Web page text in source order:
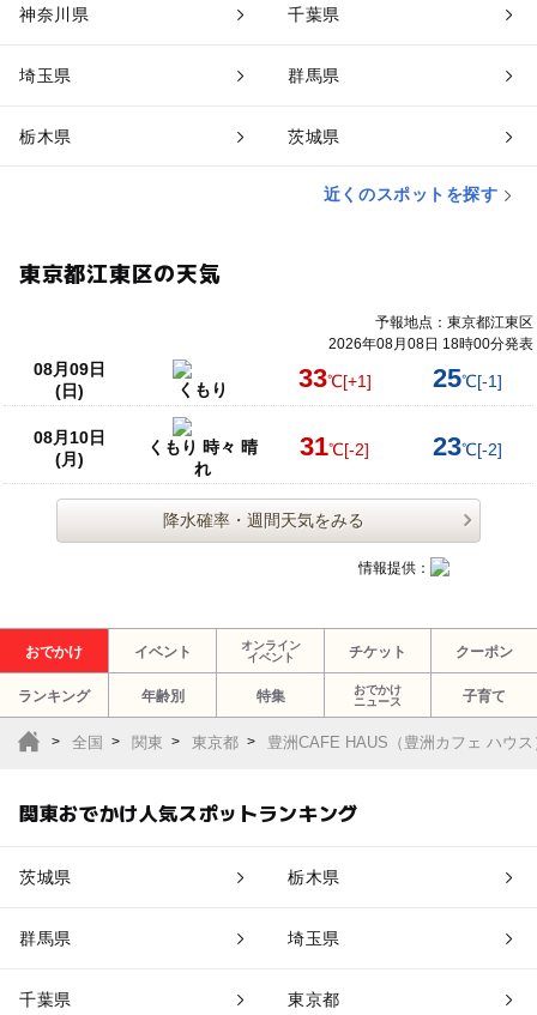
神奈川県 千葉県
埼玉県 群馬県
栃木県 茨城県
近くのスポットを探す
東京都江東区の天気
予報地点：東京都江東区
2026年08月08日 18時00分発表
08月09日
(日)
くもり 33℃[+1] 25℃[-1]
08月10日
(月)
くもり 時々 晴
れ
31℃[-2] 23℃[-2]
降水確率・週間天気をみる
情報提供：
おでかけ イベント
オンライン
イベント
チケット クーポン
ランキング 年齢別 特集
おでかけ
ニュース
子育て
全国 関東 東京都 豊洲CAFE HAUS（豊洲カフェ ハウス
関東おでかけ人気スポットランキング
茨城県 栃木県
群馬県 埼玉県
千葉県 東京都